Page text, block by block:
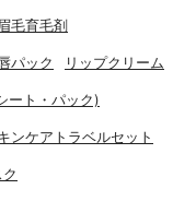
眉毛育毛剤
パック リップクリーム
ート・パック)
ンケアトラベルセット